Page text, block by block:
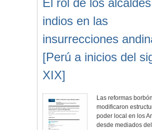
El rol de los
indios en las
insurrecciones
[Perú a inicios del
XIX]
Las reformas
modificaron
poder local en los
desde mediados